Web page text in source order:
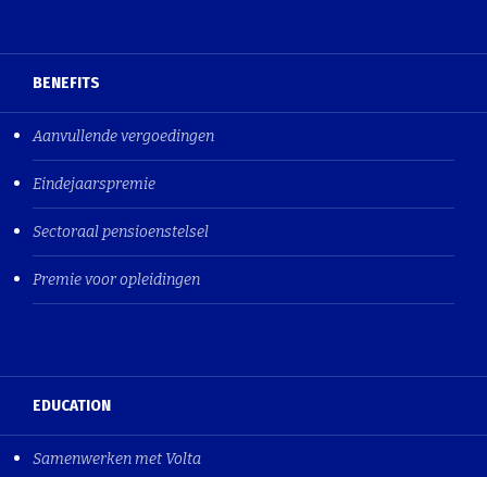
BENEFITS
Aanvullende vergoedingen
Eindejaarspremie
Sectoraal pensioenstelsel
Premie voor opleidingen
EDUCATION
Samenwerken met Volta